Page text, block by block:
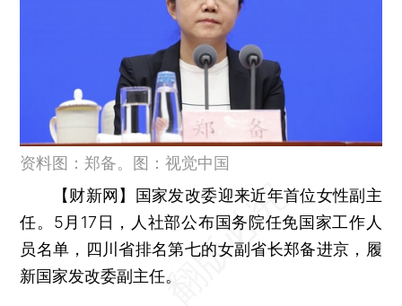
资料图：郑备。图：视觉中国
【财新网】 国家发改委迎来近年首位女性副主
任。5月17日，人社部公布国务院任免国家工作人
员名单，四川省排名第七的女副省长郑备进京，履
新国家发改委副主任。